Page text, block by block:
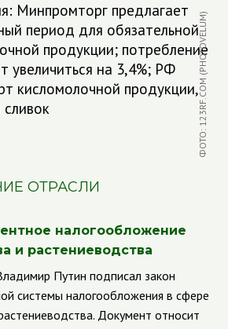
Минпромторг предлагает
период для обязательной
продукции; потребление
увеличиться на 3,4%; РФ
кисломолочной продукции,ФОТО: 123RF.COM (PHOTOVELUM)
ОТРАСЛИ
налогообложение
и растениеводства
Путин подписал закон
системы налогообложения в сфере
Документ относит